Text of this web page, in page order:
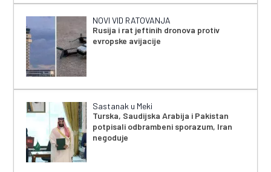
NOVI VID RATOVANJA
Rusija i rat jeftinih dronova protiv
evropske avijacije
Sastanak u Meki
Turska, Saudijska Arabija i Pakistan
potpisali odbrambeni sporazum, Iran
negoduje